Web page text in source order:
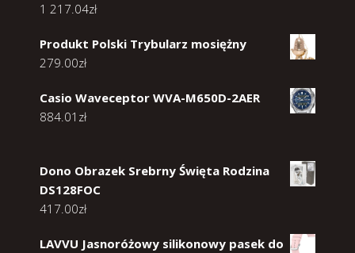
1 217.04zł
Produkt Polski Trybularz mosiężny
279.00zł
Casio Waveceptor WVA-M650D-2AER
884.01 zł
Dono Obrazek Srebrny Święta Rodzina
DS128FOC
417.00zł
LAVVU Jasnoróżowy silikonowy pasek do